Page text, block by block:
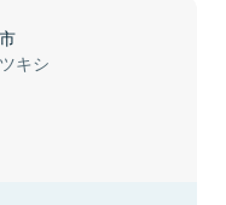
キシ